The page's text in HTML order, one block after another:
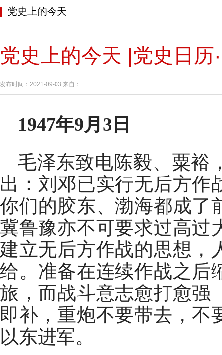
党史上的今天
党史上的今天 |党史日历
发布时间：2021-09-03 来自：
1947年9月3日
毛泽东致电陈毅、粟裕
出：刘邓已实行无后方作
你们的胶东、渤海都成了
冀鲁豫亦不可要求过高过
建立无后方作战的思想，
给。准备在连续作战之后
旅，而战斗意志愈打愈强
即补，重炮不要带去，不
以东进军。